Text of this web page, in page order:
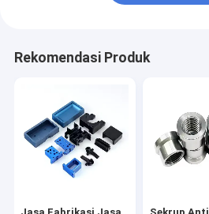
Rekomendasi Produk